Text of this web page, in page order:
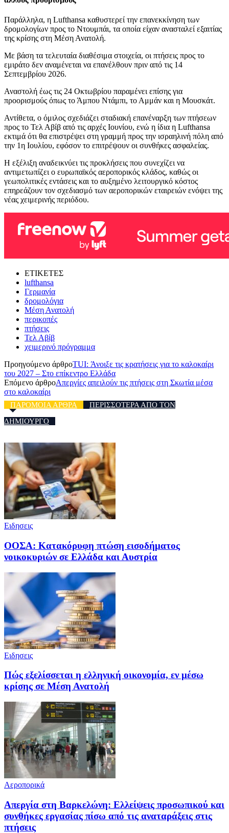
Παράλληλα, η Lufthansa καθυστερεί την επανεκκίνηση των
δρομολογίων προς το Ντουμπάι, τα οποία είχαν ανασταλεί εξαιτίας
της κρίσης στη Μέση Ανατολή.
Με βάση τα τελευταία διαθέσιμα στοιχεία, οι πτήσεις προς το
εμιράτο δεν αναμένεται να επανέλθουν πριν από τις 14
Σεπτεμβρίου 2026.
Αναστολή έως τις 24 Οκτωβρίου παραμένει επίσης για
προορισμούς όπως το Άμπου Ντάμπι, το Αμμάν και η Μουσκάτ.
Αντίθετα, ο όμιλος σχεδιάζει σταδιακή επανέναρξη των πτήσεων
προς το Τελ Αβίβ από τις αρχές Ιουνίου, ενώ η ίδια η Lufthansa
εκτιμά ότι θα επιστρέψει στη γραμμή προς την ισραηλινή πόλη από
την 1η Ιουλίου, εφόσον το επιτρέψουν οι συνθήκες ασφαλείας.
Η εξέλιξη αναδεικνύει τις προκλήσεις που συνεχίζει να
αντιμετωπίζει ο ευρωπαϊκός αεροπορικός κλάδος, καθώς οι
γεωπολιτικές εντάσεις και το αυξημένο λειτουργικό κόστος
επηρεάζουν τον σχεδιασμό των αεροπορικών εταιρειών ενόψει της
νέας χειμερινής περιόδου.
ΕΤΙΚΕΤΕΣ
lufthansa
Γερμανία
δρομολόγια
Μέση Ανατολή
περικοπές
πτήσεις
Τελ Αβίβ
χειμερινό πρόγραμμα
Προηγούμενο άρθροTUI: Άνοιξε τις κρατήσεις για το καλοκαίρι
του 2027 – Στο επίκεντρο Ελλάδα
Επόμενο άρθροΑπεργίες απειλούν τις πτήσεις στη Σκωτία μέσα
στο καλοκαίρι
ΠΑΡΟΜΟΙΑ ΑΡΘΡΑ
ΠΕΡΙΣΣΟΤΕΡΑ ΑΠΟ ΤΟΝ
ΔΗΜΙΟΥΡΓΟ
Ειδησεις
ΟΟΣΑ: Κατακόρυφη πτώση εισοδήματος
νοικοκυριών σε Ελλάδα και Αυστρία
Ειδησεις
Πώς εξελίσσεται η ελληνική οικονομία, εν μέσω
κρίσης σε Μέση Ανατολή
Αεροπορικά
Απεργία στη Βαρκελώνη: Ελλείψεις προσωπικού και
συνθήκες εργασίας πίσω από τις αναταράξεις στις
πτήσεις